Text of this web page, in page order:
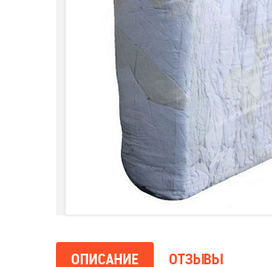
ОПИСАНИЕ ОТЗЫВЫ